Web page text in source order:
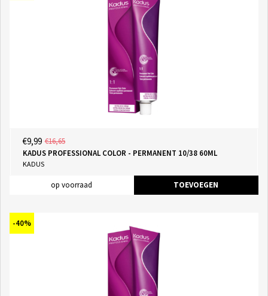
€9,99 €16,65
KADUS PROFESSIONAL COLOR - PERMANENT 10/38 60ML
KADUS
op voorraad TOEVOEGEN
-40%